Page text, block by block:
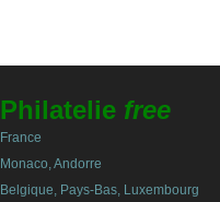
Philatelie free
France
Monaco, Andorre
Belgique, Pays-Bas, Luxembourg